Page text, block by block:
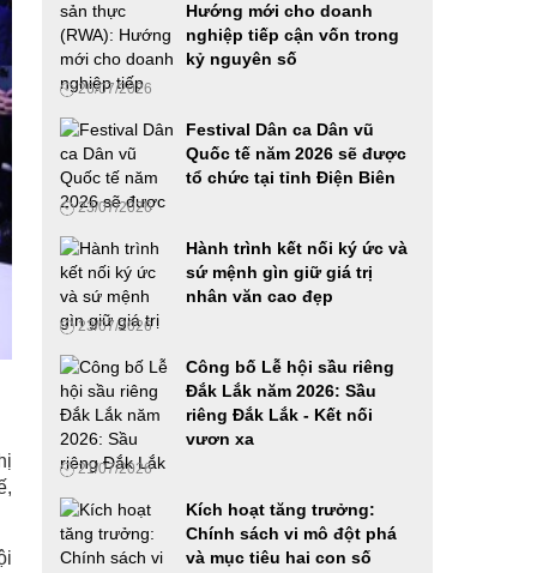
VIMEXPO 2026 và Vietnam AutoExpo 2026:
Cầu nối hiệu quả cho các doanh nghiệp trong
ngành Ô tô, xe máy và Công nghiệp hỗ trợ
Ứng dụng công nghệ số, AI và mã hóa tài sản
thực trong phát triển doanh nghiệp Việt Nam
27/05/2026
Phát động cuộc thi Samsung solve for
tomorrow 2026 tại khu vực phía Nam, hoàn
thành chuỗi roadshow ba miền
Cha-Ching đến Huế: Prudential đánh dấu cột
mốc đưa giáo dục tài chính đến hơn 490
trường học trên cả nước
18/05/2026
Tiếp tục phát động cuộc thi Samsung Solve
For Tomorrow 2026 tại khu vực miền Trung
15/05/2026
Hướng mới cho doanh
nghiệp tiếp cận vốn trong
kỷ nguyên số
26/07/2026
Festival Dân ca Dân vũ
Quốc tế năm 2026 sẽ được
tổ chức tại tỉnh Điện Biên
23/07/2026
Hành trình kết nối ký ức và
sứ mệnh gìn giữ giá trị
nhân văn cao đẹp
23/07/2026
Công bố Lễ hội sầu riêng
Đắk Lắk năm 2026: Sầu
riêng Đắk Lắk - Kết nối
vươn xa
21/07/2026
Kích hoạt tăng trưởng:
Chính sách vi mô đột phá
và mục tiêu hai con số